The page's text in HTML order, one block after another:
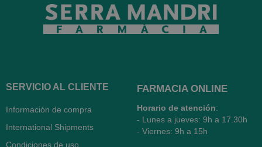
SERVICIO AL CLIENTE
Información de compra
International Shipments
Condiciones de uso
FARMACIA ONLINE
Horario de atención:
- Lunes a jueves: 9h a 17.30h
- Viernes: 9h a 15h